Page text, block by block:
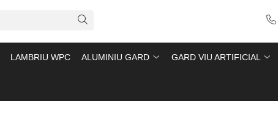
LAMBRIU WPC ALUMINIU GARD GARD VIU ARTIFICIAL